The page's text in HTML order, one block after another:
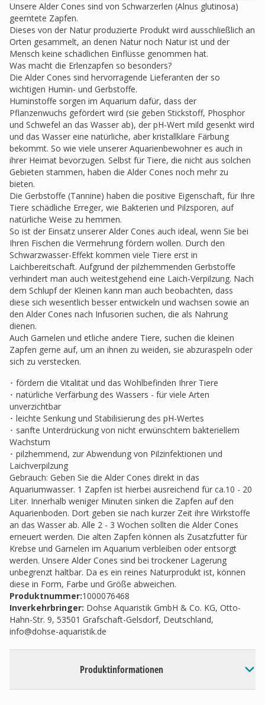
Unsere Alder Cones sind von Schwarzerlen (Alnus glutinosa)
geerntete Zapfen.
Dieses von der Natur produzierte Produkt wird ausschließlich an
Orten gesammelt, an denen Natur noch Natur ist und der
Mensch keine schädlichen Einflüsse genommen hat.
Was macht die Erlenzapfen so besonders?
Die Alder Cones sind hervorragende Lieferanten der so
wichtigen Humin- und Gerbstoffe.
Huminstoffe sorgen im Aquarium dafür, dass der
Pflanzenwuchs gefördert wird (sie geben Stickstoff, Phosphor
und Schwefel an das Wasser ab), der pH-Wert mild gesenkt wird
und das Wasser eine natürliche, aber kristallklare Färbung
bekommt. So wie viele unserer Aquarienbewohner es auch in
ihrer Heimat bevorzugen. Selbst für Tiere, die nicht aus solchen
Gebieten stammen, haben die Alder Cones noch mehr zu
bieten.
Die Gerbstoffe (Tannine) haben die positive Eigenschaft, für Ihre
Tiere schädliche Erreger, wie Bakterien und Pilzsporen, auf
natürliche Weise zu hemmen.
So ist der Einsatz unserer Alder Cones auch ideal, wenn Sie bei
Ihren Fischen die Vermehrung fördern wollen. Durch den
Schwarzwasser-Effekt kommen viele Tiere erst in
Laichbereitschaft. Aufgrund der pilzhemmenden Gerbstoffe
verhindert man auch weitestgehend eine Laich-Verpilzung. Nach
dem Schlupf der Kleinen kann man auch beobachten, dass
diese sich wesentlich besser entwickeln und wachsen sowie an
den Alder Cones nach Infusorien suchen, die als Nahrung
dienen.
Auch Garnelen und etliche andere Tiere, suchen die kleinen
Zapfen gerne auf, um an ihnen zu weiden, sie abzuraspeln oder
sich zu verstecken.
･ fördern die Vitalität und das Wohlbefinden Ihrer Tiere
･ natürliche Verfärbung des Wassers - für viele Arten
unverzichtbar
･ leichte Senkung und Stabilisierung des pH-Wertes
･ sanfte Unterdrückung von nicht erwünschtem bakteriellem
Wachstum
･ pilzhemmend, zur Abwendung von Pilzinfektionen und
Laichverpilzung
Gebrauch: Geben Sie die Alder Cones direkt in das
Aquariumwasser. 1 Zapfen ist hierbei ausreichend für ca.10 - 20
Liter. Innerhalb weniger Minuten sinken die Zapfen auf den
Aquarienboden. Dort geben sie nach kurzer Zeit ihre Wirkstoffe
an das Wasser ab. Alle 2 - 3 Wochen sollten die Alder Cones
erneuert werden. Die alten Zapfen können als Zusatzfutter für
Krebse und Garnelen im Aquarium verbleiben oder entsorgt
werden. Unsere Alder Cones sind bei trockener Lagerung
unbegrenzt haltbar. Da es ein reines Naturprodukt ist, können
diese in Form, Farbe und Größe abweichen.
Produktnummer:1000076468
Inverkehrbringer: Dohse Aquaristik GmbH & Co. KG, Otto-
Hahn-Str. 9, 53501 Grafschaft-Gelsdorf, Deutschland,
info@dohse-aquaristik.de
Produktinformationen